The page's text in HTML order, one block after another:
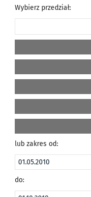
Wybierz przedział:
lub zakres od:
do: